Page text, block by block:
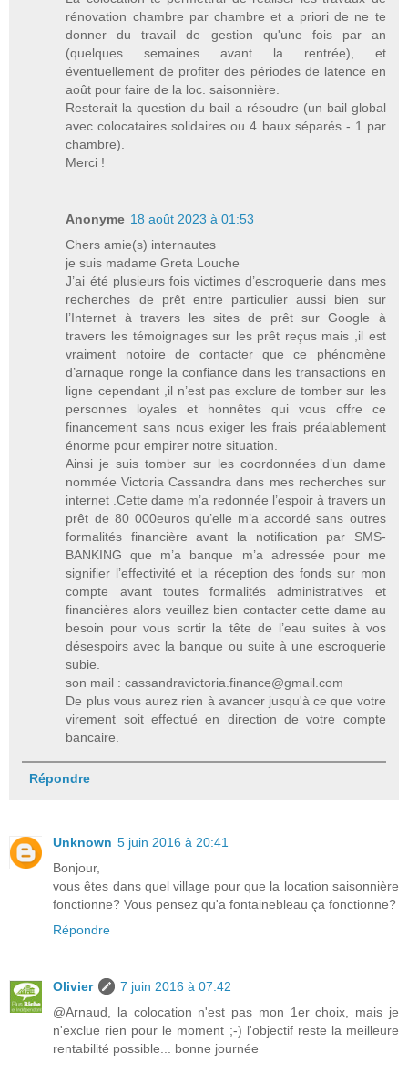
rénovation chambre par chambre et a priori de ne te
donner du travail de gestion qu'une fois par an
(quelques semaines avant la rentrée), et
éventuellement de profiter des périodes de latence en
août pour faire de la loc. saisonnière.
Resterait la question du bail a résoudre (un bail global
avec colocataires solidaires ou 4 baux séparés - 1 par
chambre).
Merci !
Anonyme 18 août 2023 à 01:53
Chers amie(s) internautes
je suis madame Greta Louche
J’ai été plusieurs fois victimes d’escroquerie dans mes
recherches de prêt entre particulier aussi bien sur
l’Internet à travers les sites de prêt sur Google à
travers les témoignages sur les prêt reçus mais ,il est
vraiment notoire de contacter que ce phénomène
d’arnaque ronge la confiance dans les transactions en
ligne cependant ,il n’est pas exclure de tomber sur les
personnes loyales et honnêtes qui vous offre ce
financement sans nous exiger les frais préalablement
énorme pour empirer notre situation.
Ainsi je suis tomber sur les coordonnées d’un dame
nommée Victoria Cassandra dans mes recherches sur
internet .Cette dame m’a redonnée l’espoir à travers un
prêt de 80 000euros qu’elle m’a accordé sans outres
formalités financière avant la notification par SMS-
BANKING que m’a banque m’a adressée pour me
signifier l’effectivité et la réception des fonds sur mon
compte avant toutes formalités administratives et
financières alors veuillez bien contacter cette dame au
besoin pour vous sortir la tête de l’eau suites à vos
désespoirs avec la banque ou suite à une escroquerie
subie.
son mail : cassandravictoria.finance@gmail.com
De plus vous aurez rien à avancer jusqu'à ce que votre
virement soit effectué en direction de votre compte
bancaire.
Répondre
Unknown 5 juin 2016 à 20:41
Bonjour,
vous êtes dans quel village pour que la location saisonnière
fonctionne? Vous pensez qu'a fontainebleau ça fonctionne?
Répondre
Olivier
7 juin 2016 à 07:42
@Arnaud, la colocation n'est pas mon 1er choix, mais je
n'exclue rien pour le moment ;-) l'objectif reste la meilleure
rentabilité possible... bonne journée